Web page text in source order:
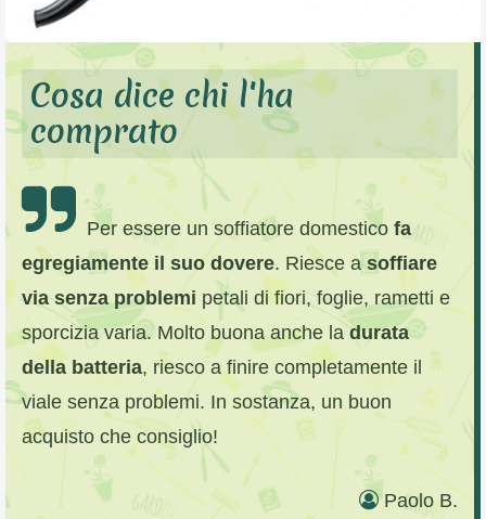
Cosa dice chi l'ha
comprato
Per essere un soffiatore domestico fa
egregiamente il suo dovere. Riesce a soffiare
via senza problemi petali di fiori, foglie, rametti e
sporcizia varia. Molto buona anche la durata
della batteria, riesco a finire completamente il
viale senza problemi. In sostanza, un buon
acquisto che consiglio!
Paolo B.